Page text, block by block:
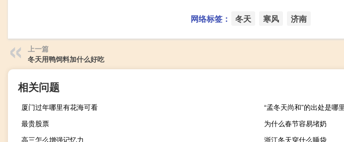
网络标签： 冬天 寒风 济南
上一篇
冬天用鸭饲料加什么好吃
相关问题
厦门过年哪里有花海可看
“孟冬天尚和”的出处是哪里
最贵股票
为什么春节容易堵奶
高三怎么增强记忆力
浙江冬天穿什么睡袋